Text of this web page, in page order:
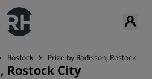
Rostock Prize by Radisson, Rostock City
Rostock City